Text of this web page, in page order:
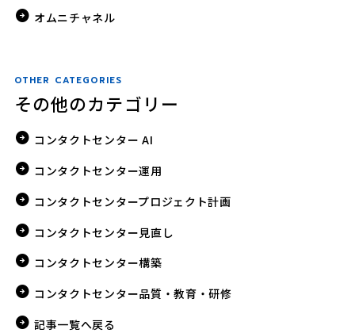
オムニチャネル
OTHER CATEGORIES
その他のカテゴリー
コンタクトセンター AI
コンタクトセンター運用
コンタクトセンタープロジェクト計画
コンタクトセンター見直し
コンタクトセンター構築
コンタクトセンター品質・教育・研修
記事一覧へ戻る